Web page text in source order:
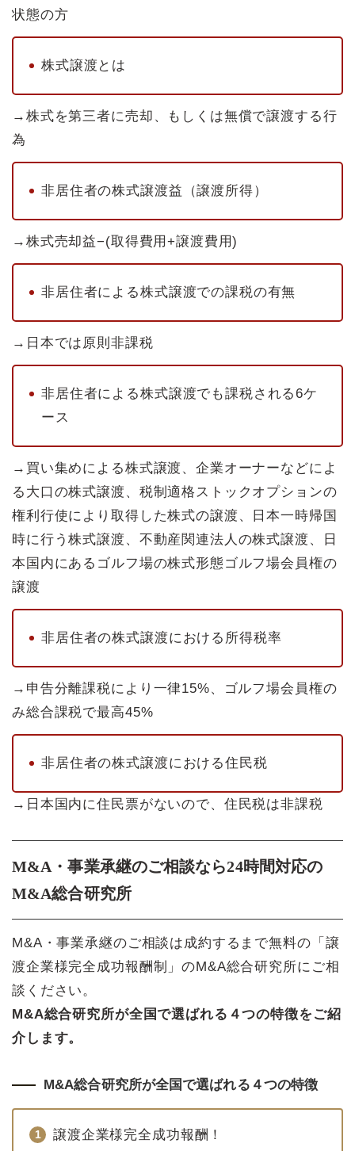
状態の方
株式譲渡とは
→株式を第三者に売却、もしくは無償で譲渡する行
為
非居住者の株式譲渡益（譲渡所得）
→株式売却益−(取得費用+譲渡費用)
非居住者による株式譲渡での課税の有無
→日本では原則非課税
非居住者による株式譲渡でも課税される6ケ
ース
→買い集めによる株式譲渡、企業オーナーなどによ
る大口の株式譲渡、税制適格ストックオプションの
権利行使により取得した株式の譲渡、日本一時帰国
時に行う株式譲渡、不動産関連法人の株式譲渡、日
本国内にあるゴルフ場の株式形態ゴルフ場会員権の
譲渡
非居住者の株式譲渡における所得税率
→申告分離課税により一律15%、ゴルフ場会員権の
み総合課税で最高45%
非居住者の株式譲渡における住民税
→日本国内に住民票がないので、住民税は非課税
M&A・事業承継のご相談なら24時間対応の
M&A総合研究所
M&A・事業承継のご相談は成約するまで無料の「譲
渡企業様完全成功報酬制」のM&A総合研究所にご相
談ください。
M&A総合研究所が全国で選ばれる４つの特徴をご紹
介します。
M&A総合研究所が全国で選ばれる４つの特徴
譲渡企業様完全成功報酬！